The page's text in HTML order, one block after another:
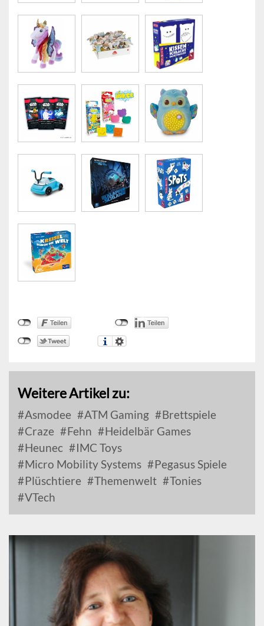
Weitere Artikel zu:
Asmodee ATM Gaming
Brettspiele
Craze
Fehn
Heidelbär Games
Heunec
IMC Toys
Micro Mobility Systems
Pegasus Spiele
Plüschtiere
Themenwelt
Tonies
VTech